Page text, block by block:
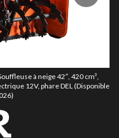
à neige 42″, 420 cm³,
12V, phare DEL (Disponible